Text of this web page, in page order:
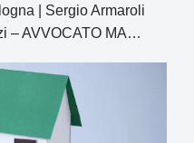
| Sergio Armaroli
– AVVOCATO MA…